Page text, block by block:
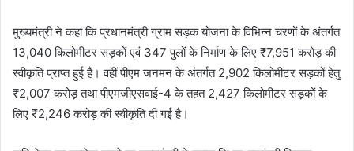
मुख्यमंत्री ने कहा कि प्रधानमंत्री ग्राम सड़क योजना के विभिन्न चरणों के अंतर्गत
13,040 किलोमीटर सड़कों एवं 347 पुलों के निर्माण के लिए ₹7,951 करोड़ की
स्वीकृति प्राप्त हुई है। वहीं पीएम जनमन के अंतर्गत 2,902 किलोमीटर सड़कों हेतु
₹2,007 करोड़ तथा पीएमजीएसवाई-4 के तहत 2,427 किलोमीटर सड़कों के
लिए ₹2,246 करोड़ की स्वीकृति दी गई है।